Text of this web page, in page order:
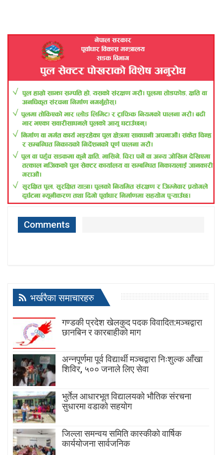
Comments
भर्खरैका समाचारहरु
गण्डकी प्रदेश खेलकुद पदक विवादित:मञ्चद्वारा
छानबिन र कारबाहीको माग
अन्नपूर्णमा पूर्व विद्यार्थी मञ्चद्वारा निःशुल्क आँखा
शिविर, ५०० जनाले लिए सेवा
भुर्तेल आधारभूत विद्यालयको भौतिक संरचना
सुधारमा वडाको सहयोग
जिल्ला समन्वय समिति कास्कीको वार्षिक
कार्ययोजना सार्वजनिक